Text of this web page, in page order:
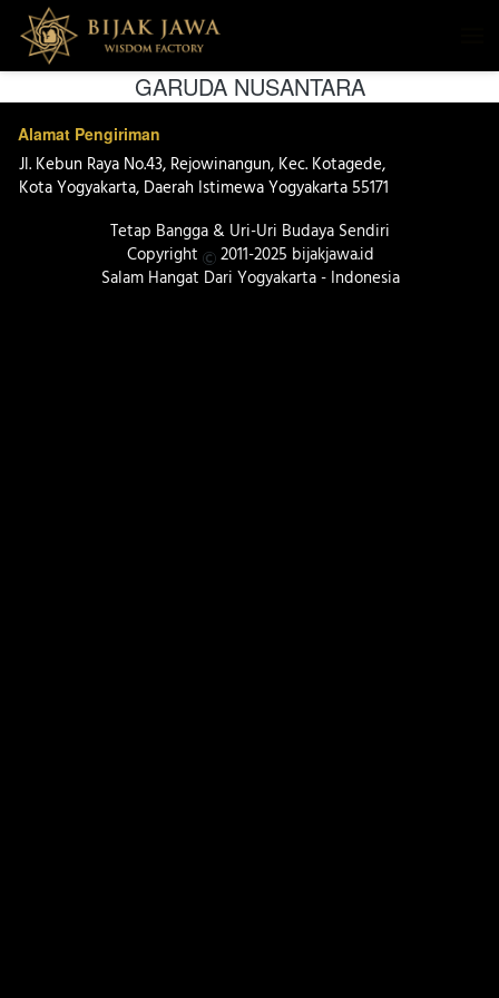
GARUDA NUSANTARA
Alamat Pengiriman
Jl. Kebun Raya No.43, Rejowinangun, Kec. Kotagede,
Kota Yogyakarta, Daerah Istimewa Yogyakarta 55171
Tetap Bangga & Uri-Uri Budaya Sendiri
Copyright
2011-2025 bijakjawa.id
Salam Hangat Dari Yogyakarta - Indonesia